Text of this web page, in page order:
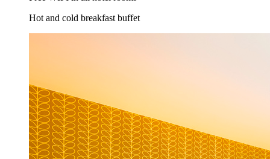
Hot and cold breakfast buffet